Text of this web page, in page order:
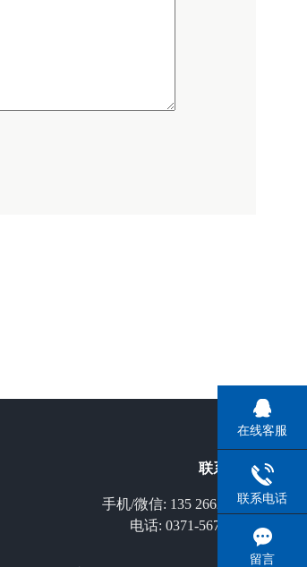
联系我们
手机/微信: 135 2662 7860
电话: 0371-56771823
在线客服
联系电话
留言